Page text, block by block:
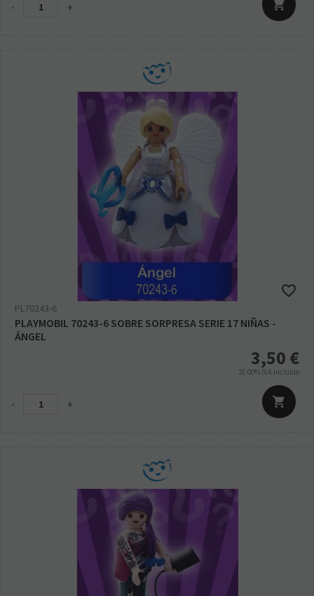
- +
PL70243-6
PLAYMOBIL 70243-6 SOBRE SORPRESA SERIE 17 NIÑAS -
ÁNGEL
3,50 €
21.00% IVA incluido
- +